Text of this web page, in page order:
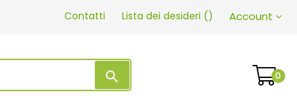
Account
Contatti Lista dei desideri ()
search 0